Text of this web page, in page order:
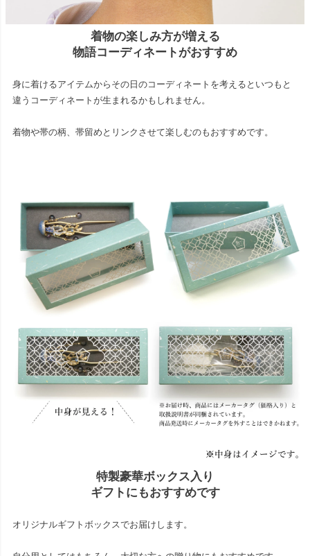
着物の楽しみ方が増える
物語コーディネートがおすすめ
身に着けるアイテムからその日のコーディネートを考えるといつもと
違うコーディネートが生まれるかもしれません。
着物や帯の柄、帯留めとリンクさせて楽しむのもおすすめです。
特製豪華ボックス入り
ギフトにもおすすめです
オリジナルギフトボックスでお届けします。